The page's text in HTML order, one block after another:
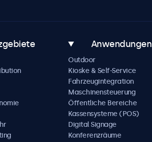
Anwendungen
Outdoor
Kioske & Self-Service
Fahrzeugintegration
Maschinensteuerung
Öffentliche Bereiche
Kassensysteme (POS)
Digital Signage
Konferenzräume